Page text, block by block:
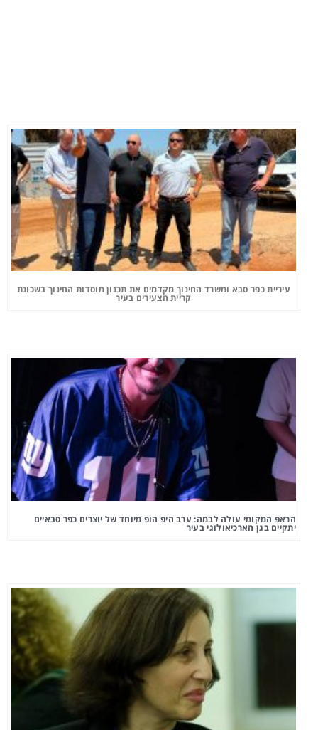
עיריית כפר סבא ומשרד החינוך מקדמים את תכנון מוסדות החינוך בשכונת
קריית הצעירים בעיר
הראפ המקומי עולה לבמה: ערב היפ הופ מיוחד של יוצרים כפר סבאיים
יתקיים בגן הארכיאולוגי בעיר